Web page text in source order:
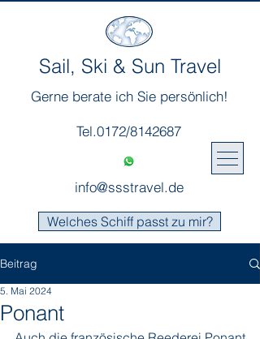
Sail, Ski & Sun Travel
Gerne berate ich Sie persönlich!
Tel.0172/8142687
info@ssstravel.de
Welches Schiff passt zu mir?
Beitrag
Ponant
5. Mai 2024